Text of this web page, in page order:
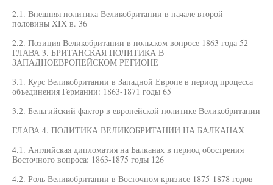
2.1. Внешняя политика Великобритании в начале второй
половины XIX в. 36
2.2. Позиция Великобритании в польском вопросе 1863 года 52
ГЛАВА 3. БРИТАНСКАЯ ПОЛИТИКА В
ЗАПАДНОЕВРОПЕЙСКОМ РЕГИОНЕ
3.1. Курс Великобритании в Западной Европе в период процесса
объединения Германии: 1863-1871 годы 65
3.2. Бельгийский фактор в европейской политике Великобритании
ГЛАВА 4. ПОЛИТИКА ВЕЛИКОБРИТАНИИ НА БАЛКАНАХ
4.1. Английская дипломатия на Балканах в период обострения
Восточного вопроса: 1863-1875 годы 126
4.2. Роль Великобритании в Восточном кризисе 1875-1878 годов